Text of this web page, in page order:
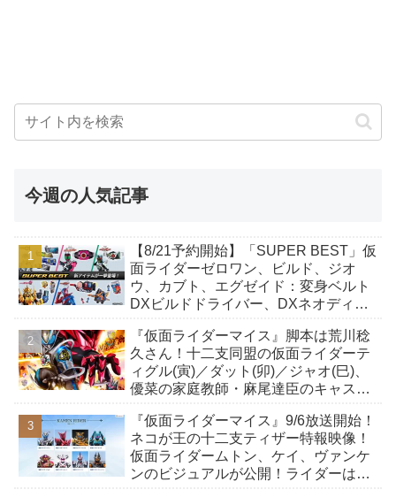
今週の人気記事
【8/21予約開始】「SUPER BEST」仮
面ライダーゼロワン、ビルド、ジオ
ウ、カブト、エグゼイド：変身ベルト
DXビルドドライバー、DXネオディケ
か12点！
『仮面ライダーマイス』脚本は荒川稔
久さん！十二支同盟の仮面ライダーテ
ィグル(寅)／ダット(卯)／ジャオ(巳)、
優菜の家庭教師・麻尾達臣のキャスト
んも変身！
『仮面ライダーマイス』9/6放送開始！
ネコが王の十二支ティザー特報映像！
仮面ライダームトン、ケイ、ヴァンケ
ンのビジュアルが公開！ライダーは子